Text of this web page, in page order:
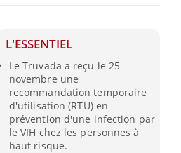
L'ESSENTIEL
Le Truvada a reçu le 25
novembre une
recommandation temporaire
d'utilisation (RTU) en
prévention d'une infection par
le VIH chez les personnes à
haut risque.